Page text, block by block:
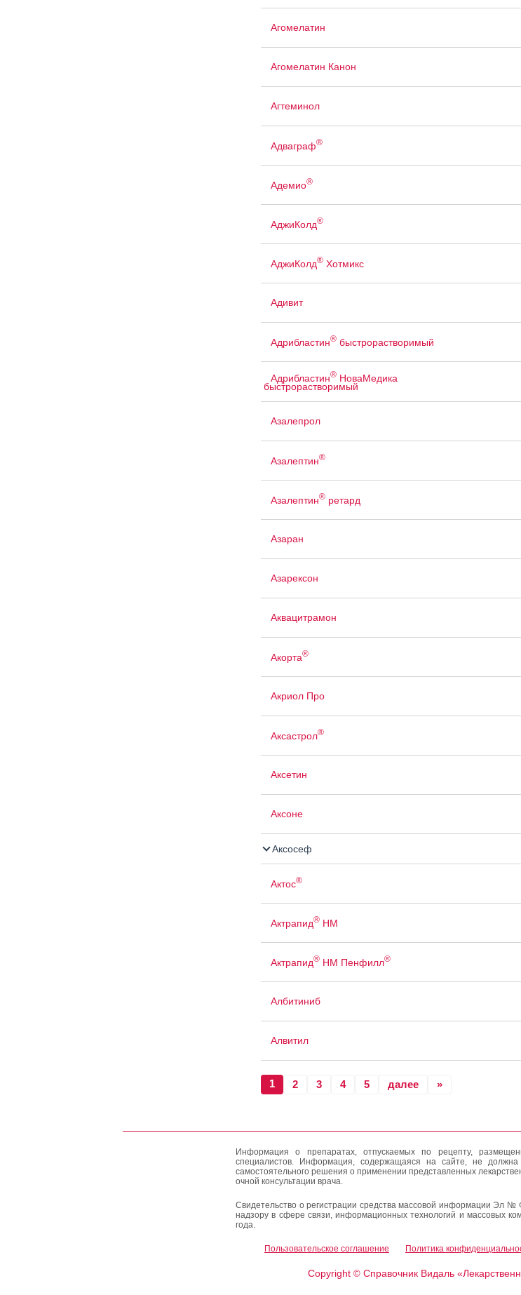
Агомелатин
Агомелатин Канон
Агтеминол
Адваграф®
Адемио®
АджиКолд®
АджиКолд®Хотмикс
Адивит
Адрибластин®быстрорастворимый
Адрибластин®НоваМедика
быстрорастворимый
Азалепрол
Азалептин®
Азалептин®ретард
Азаран
Азарексон
Аквацитрамон
Акорта®
Акриол Про
Аксастрол®
Аксетин
Аксоне
Аксосеф
Актос®
Актрапид®НМ
Актрапид®НМ Пенфилл®
Албитиниб
Алвитил
1 2 3 4 5 далее »
Информация о препаратах, отпускаемых по рецепту,
специалистов. Информация, содержащаяся на сайте, не должна
самостоятельного решения о применении представленных
очной консультации врача.
Свидетельство о регистрации средства массовой информации Эл
надзору в сфере связи, информационных технологий и массовых
года.
Пользовательское соглашение Политика
Copyright ©Справочник Видаль